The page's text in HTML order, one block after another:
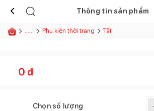
Thông tin sản phẩm
...... Phụ kiện thời trang Tất
0 đ
Chọn số lượng